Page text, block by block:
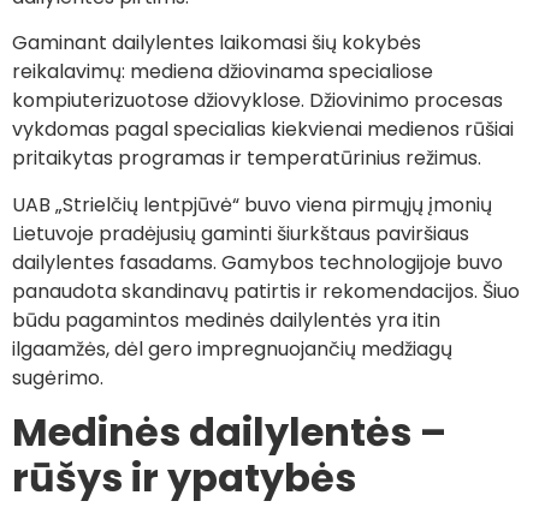
Gaminant dailylentes laikomasi šių kokybės
reikalavimų: mediena džiovinama specialiose
kompiuterizuotose džiovyklose. Džiovinimo procesas
vykdomas pagal specialias kiekvienai medienos rūšiai
pritaikytas programas ir temperatūrinius režimus.
UAB „Strielčių lentpjūvė“ buvo viena pirmųjų įmonių
Lietuvoje pradėjusių gaminti šiurkštaus paviršiaus
dailylentes fasadams. Gamybos technologijoje buvo
panaudota skandinavų patirtis ir rekomendacijos. Šiuo
būdu pagamintos medinės dailylentės yra itin
ilgaamžės, dėl gero impregnuojančių medžiagų
sugėrimo.
Medinės dailylentės –
rūšys ir ypatybės